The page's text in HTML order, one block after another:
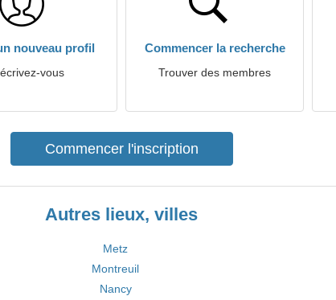
nouveau profil
vous
Commencer la recherche
Trouver des membres
Commencer l'inscription
Autres lieux, villes
Metz
Montreuil
Nancy